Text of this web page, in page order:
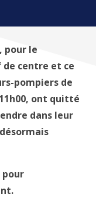
pour le
de centre et ce
pompiers de
ont quitté
dans leur
pour